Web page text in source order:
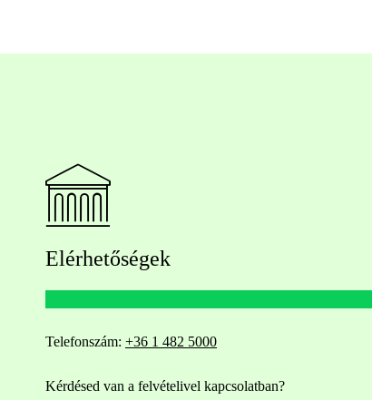
Elérhetőségek
Telefonszám: +36 1 482 5000
Kérdésed van a felvételivel kapcsolatban?